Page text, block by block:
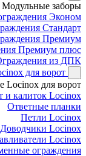
Модульные заборы
Эконом
Стандарт
Премиум
Премиум плюс
из ДПК
для ворот
Locinox для ворот
и калиток Locinox
Ответные планки
Петли Locinox
Доводчики Locinox
Locinox
ограждения